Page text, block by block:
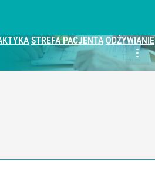
STREFA PACJENTA ODŻYWIANIE